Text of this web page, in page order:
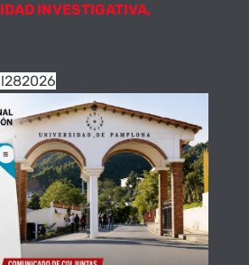
INVESTIGATIVA,
282026